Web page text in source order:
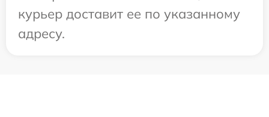
курьер доставит ее по указанному
адресу.